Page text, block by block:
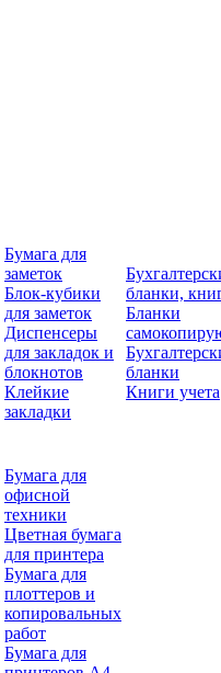
Бумага для
заметок
Блок-кубики
для заметок
Диспенсеры
для закладок и
блокнотов
Клейкие
закладки
бланки,
Бланки
бланки
Книги учета
Бумага для
офисной
техники
Цветная бумага
для принтера
Бумага для
плоттеров и
копировальных
работ
Бумага для